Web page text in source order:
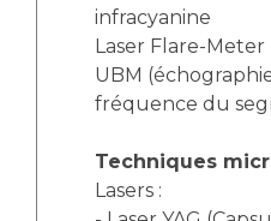
infracyanine
Laser Flare-Meter
UBM
fréquence du
Techniques
Lasers :